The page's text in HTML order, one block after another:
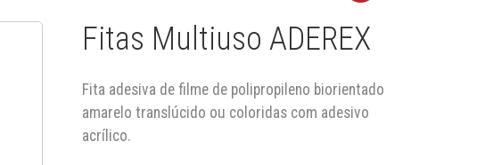
Fitas Multiuso ADEREX
Fita adesiva de filme de polipropileno biorientado
amarelo translúcido ou coloridas com adesivo
acrílico.